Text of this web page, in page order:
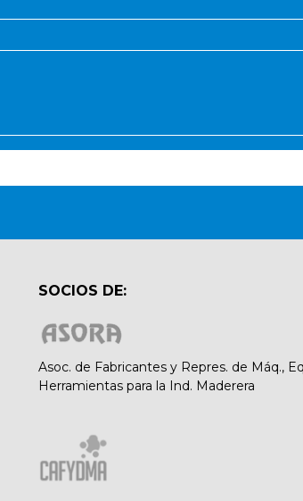
SOCIOS DE:
Asoc. de Fabricantes y Repres. de Máq.,
Herramientas para la Ind. Maderera